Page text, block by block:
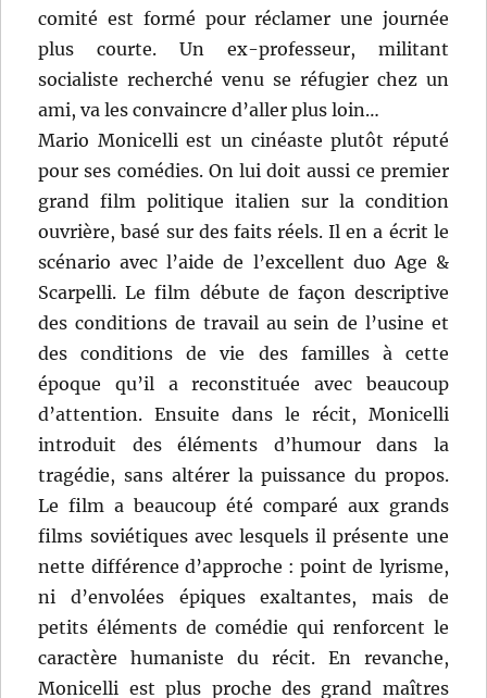
comité est formé pour réclamer une journée
plus courte. Un ex-professeur, militant
socialiste recherché venu se réfugier chez un
ami, va les convaincre d’aller plus loin…
Mario Monicelli est un cinéaste plutôt réputé
pour ses comédies. On lui doit aussi ce premier
grand film politique italien sur la condition
ouvrière, basé sur des faits réels. Il en a écrit le
scénario avec l’aide de l’excellent duo Age &
Scarpelli. Le film débute de façon descriptive
des conditions de travail au sein de l’usine et
des conditions de vie des familles à cette
époque qu’il a reconstituée avec beaucoup
d’attention. Ensuite dans le récit, Monicelli
introduit des éléments d’humour dans la
tragédie, sans altérer la puissance du propos.
Le film a beaucoup été comparé aux grands
films soviétiques avec lesquels il présente une
nette différence d’approche : point de lyrisme,
ni d’envolées épiques exaltantes, mais de
petits éléments de comédie qui renforcent le
caractère humaniste du récit. En revanche,
Monicelli est plus proche des grand maîtres